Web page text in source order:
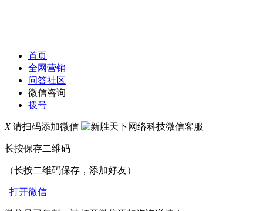
首页
全网营销
问答社区
微信咨询
拨号
X请扫码添加微信
长按保存二维码
（长按二维码保存，添加好友）
打开微信